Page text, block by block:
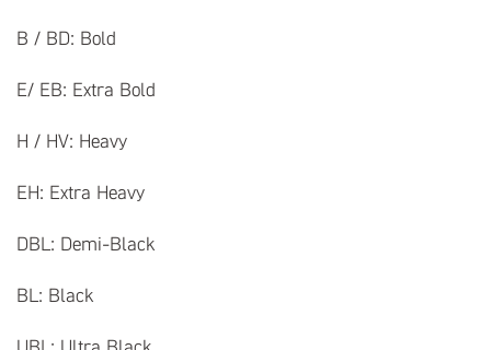
B / BD: Bold
E/ EB: Extra Bold
H / HV: Heavy
EH: Extra Heavy
DBL: Demi-Black
BL: Black